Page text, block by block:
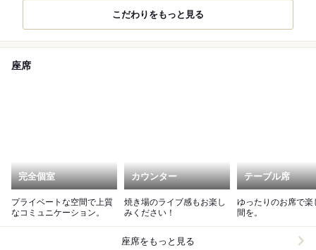
こだわりをもっと見る
座席
完全個室
プライベートな空間で上質
なコミュニケーション。
カウンター
焼き場のライブ感もお楽し
みください！
テーブル席
ゆったりのお席で楽
間を。
座席をもっと見る